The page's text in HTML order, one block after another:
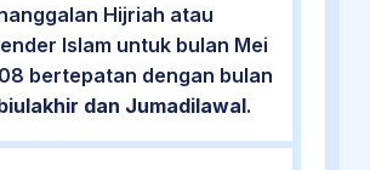
Hijriah atau
Islam untuk bulan Mei
bertepatan dengan bulan
dan Jumadilawal.